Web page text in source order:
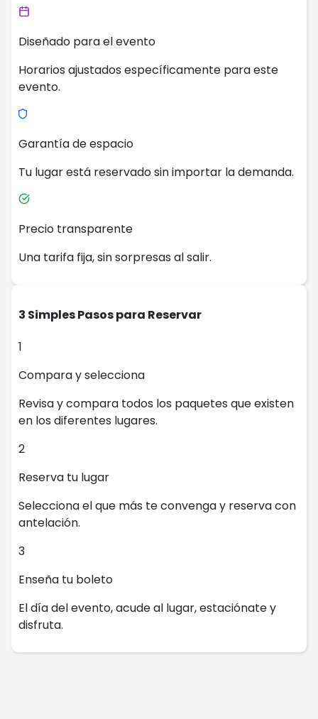
Diseñado para el evento
Horarios ajustados específicamente para este
evento.
Garantía de espacio
Tu lugar está reservado sin importar la demanda.
Precio transparente
Una tarifa fija, sin sorpresas al salir.
3 Simples Pasos para Reservar
1
Compara y selecciona
Revisa y compara todos los paquetes que existen
en los diferentes lugares.
2
Reserva tu lugar
Selecciona el que más te convenga y reserva con
antelación.
3
Enseña tu boleto
El día del evento, acude al lugar, estaciónate y
disfruta.